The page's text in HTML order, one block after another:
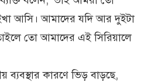
আসি। আমাদের যদি আর দুইটা
তো আমাদের এই সিরিয়ালে
ব্যবস্থার কারণে ভিড় বাড়ছে,